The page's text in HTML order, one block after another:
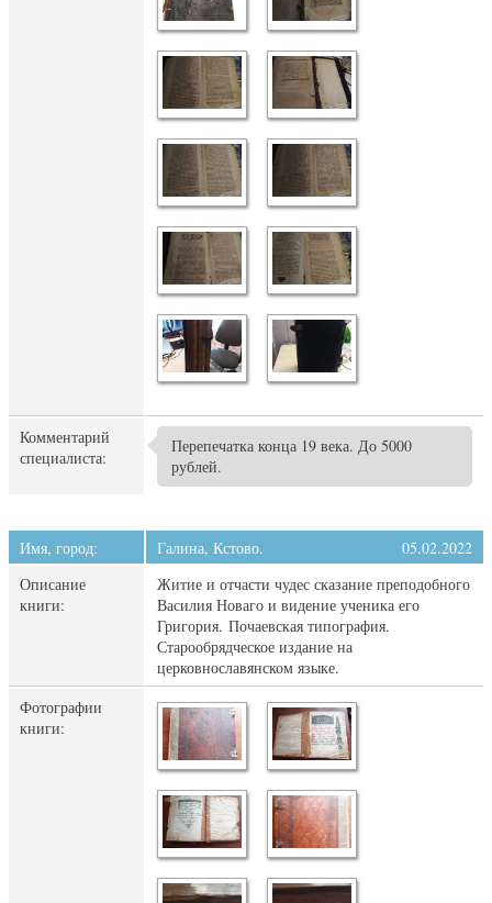
Комментарий
специалиста:
Перепечатка конца 19 века. До 5000
рублей.
Имя, город: Галина, Кстово.
05.02.2022
Описание
книги:
Житие и отчасти чудес сказание преподобного
Василия Новаго и видение ученика его
Григория. Почаевская типография.
Старообрядческое издание на
церковнославянском языке.
Фотографии
книги: